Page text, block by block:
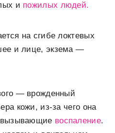
и пожилых людей.
на сгибе локтевых
и лице, экзема —
— врожденный
кожи, из-за чего она
вызывающие воспаление.